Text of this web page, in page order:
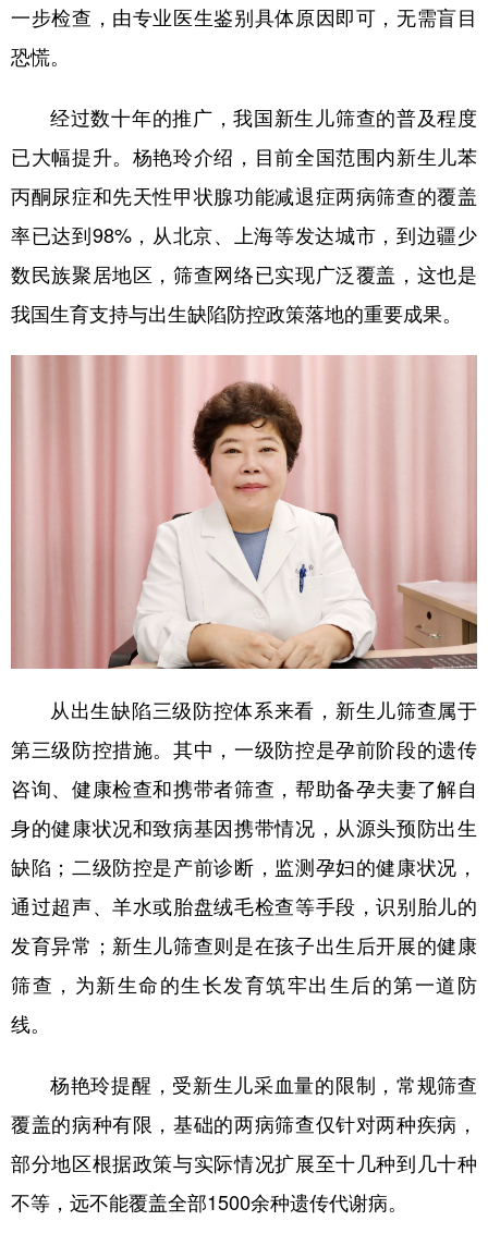
一步检查，由专业医生鉴别具体原因即可，无需盲目
恐慌。
经过数十年的推广，我国新生儿筛查的普及程度
已大幅提升。杨艳玲介绍，目前全国范围内新生儿苯
丙酮尿症和先天性甲状腺功能减退症两病筛查的覆盖
率已达到98%，从北京、上海等发达城市，到边疆少
数民族聚居地区，筛查网络已实现广泛覆盖，这也是
我国生育支持与出生缺陷防控政策落地的重要成果。
从出生缺陷三级防控体系来看，新生儿筛查属于
第三级防控措施。其中，一级防控是孕前阶段的遗传
咨询、健康检查和携带者筛查，帮助备孕夫妻了解自
身的健康状况和致病基因携带情况，从源头预防出生
缺陷；二级防控是产前诊断，监测孕妇的健康状况，
通过超声、羊水或胎盘绒毛检查等手段，识别胎儿的
发育异常；新生儿筛查则是在孩子出生后开展的健康
筛查，为新生命的生长发育筑牢出生后的第一道防
线。
杨艳玲提醒，受新生儿采血量的限制，常规筛查
覆盖的病种有限，基础的两病筛查仅针对两种疾病，
部分地区根据政策与实际情况扩展至十几种到几十种
不等，远不能覆盖全部1500余种遗传代谢病。